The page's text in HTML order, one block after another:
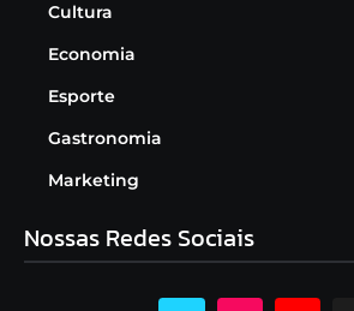
Cultura
Economia
Esporte
Gastronomia
Marketing
Nossas Redes Sociais